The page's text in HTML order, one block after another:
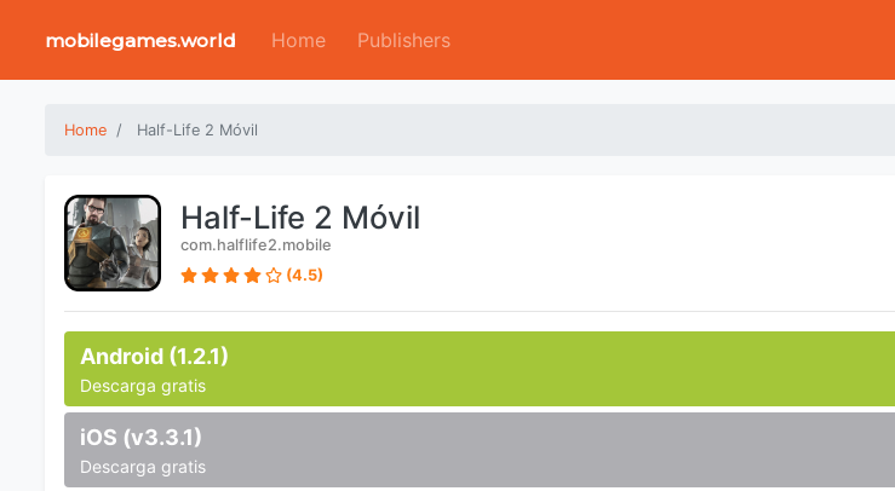
mobilegames.world Home Publishers
Home Half-Life 2 Móvil
Half-Life 2 Móvil
com.halflife2.mobile
(4.5)
Android (1.2.1)
Descarga gratis
iOS (v3.3.1)
Descarga gratis